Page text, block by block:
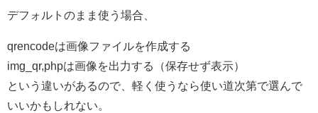
デフォルトのまま使う場合、
qrencodeは画像ファイルを作成する
img_qr,phpは画像を出力する（保存せず表示）
という違いがあるので、軽く使うなら使い道次第で選んで
いいかもしれない。